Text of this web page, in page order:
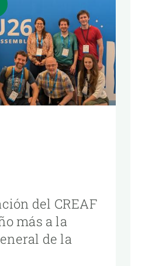
del CREAF
más a la
de la